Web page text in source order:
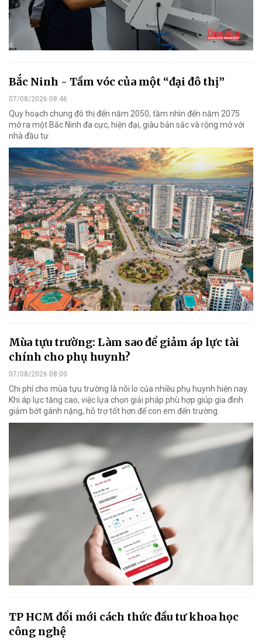
Bắc Ninh - Tầm vóc của một “đại đô thị”
07/08/2026 08:46
Quy hoạch chung đô thị đến năm 2050, tầm nhìn đến năm 2075
mở ra một Bắc Ninh đa cực, hiện đại, giàu bản sắc và rộng mở với
nhà đầu tư.
Mùa tựu trường: Làm sao để giảm áp lực tài
chính cho phụ huynh?
07/08/2026 08:00
Chi phí cho mùa tựu trường là nỗi lo của nhiều phụ huynh hiện nay.
Khi áp lực tăng cao, việc lựa chọn giải pháp phù hợp giúp gia đình
giảm bớt gánh nặng, hỗ trợ tốt hơn để con em đến trường.
TP HCM đổi mới cách thức đầu tư khoa học
công nghệ